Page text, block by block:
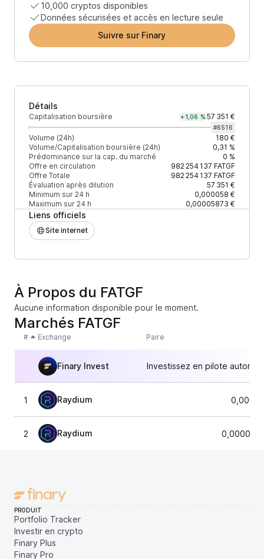
10,000 cryptos disponibles
Données sécurisées et accès en lecture seule
Suivre sur Finary
Détails
Capitalisation boursière +1,06 % 57 351 €
#6516
Volume (24h)
180 €
Volume/Capitalisation boursière (24h)
0,31 %
Prédominance sur la cap. du marché
0 %
Offre en circulation
982 254 137 FATGF
Offre Totale
982 254 137 FATGF
Évaluation après dilution
57 351 €
Minimum sur 24 h
0,000058 €
Maximum sur 24 h
0,00005873 €
Liens officiels
Site internet
À Propos du FATGF
Aucune information disponible pour le moment.
Marchés FATGF
# Exchange Paire
Finary Invest Investissez en pilote
1 Raydium
2 Raydium
PRODUIT
Portfolio Tracker
Investir en crypto
Finary Plus
Finary Pro